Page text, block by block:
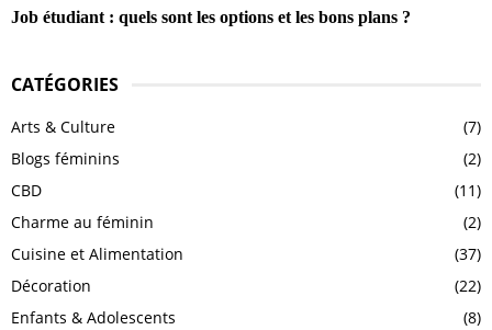
Job étudiant : quels sont les options et les bons plans ?
CATÉGORIES
Arts & Culture
(7)
Blogs féminins
(2)
CBD
(11)
Charme au féminin
(2)
Cuisine et Alimentation
(37)
Décoration
(22)
Enfants & Adolescents
(8)